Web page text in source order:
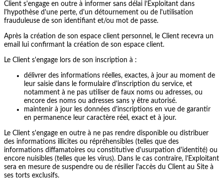
Client s'engage en outre à informer sans délai l’Exploitant dans
l'hypothèse d'une perte, d'un détournement ou de l'utilisation
frauduleuse de son identifiant et/ou mot de passe.
Après la création de son espace client personnel, le Client recevra un
email lui confirmant la création de son espace client.
Le Client s'engage lors de son inscription à :
délivrer des informations réelles, exactes, à jour au moment de
leur saisie dans le formulaire d'inscription du service, et
notamment à ne pas utiliser de faux noms ou adresses, ou
encore des noms ou adresses sans y être autorisé.
maintenir à jour les données d'inscriptions en vue de garantir
en permanence leur caractère réel, exact et à jour.
Le Client s'engage en outre à ne pas rendre disponible ou distribuer
des informations illicites ou répréhensibles (telles que des
informations diffamatoires ou constitutive d'usurpation d'identité) ou
encore nuisibles (telles que les virus). Dans le cas contraire, l’Exploitant
sera en mesure de suspendre ou de résilier l'accès du Client au Site à
ses torts exclusifs.